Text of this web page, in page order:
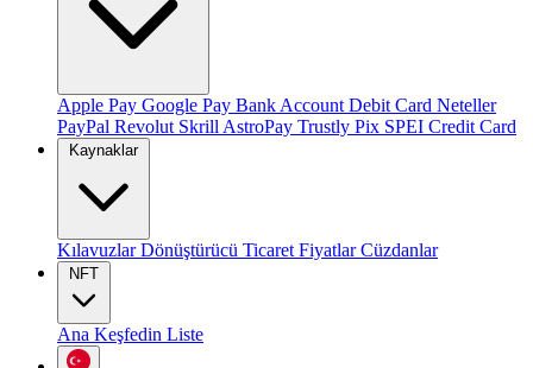
Apple Pay Google Pay Bank Account Debit Card Neteller
PayPal Revolut Skrill AstroPay Trustly Pix SPEI Credit Card
Kaynaklar
KılavuzlarDönüştürücü Ticaret FiyatlarCüzdanlar
NFT
Ana Keşfedin Liste